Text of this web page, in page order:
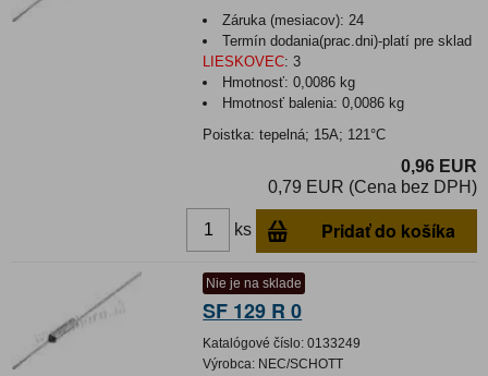
Záruka (mesiacov): 24
Termín dodania(prac.dni)-platí pre sklad
LIESKOVEC: 3
Hmotnosť:0,0086 kg
Hmotnosť balenia:0,0086 kg
Poistka: tepelná; 15A; 121°C
0,96 EUR
0,79 EUR (Cena bez DPH)
ks Pridať do košíka
Nie je na sklade
SF 129 R 0
Katalógové číslo: 0133249
Výrobca: NEC/SCHOTT